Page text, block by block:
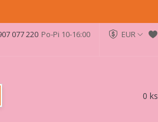
EUR
077 220 Po-Pi 10-16:00
0 ks